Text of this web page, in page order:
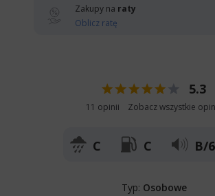
Zakupy na raty
Oblicz ratę
5.3
11 opinii Zobacz wszystkie
C C B/
Typ: Osobowe